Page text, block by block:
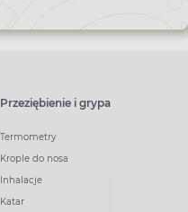
Przeziębienie i grypa
Termometry
Krople do nosa
Inhalacje
Katar